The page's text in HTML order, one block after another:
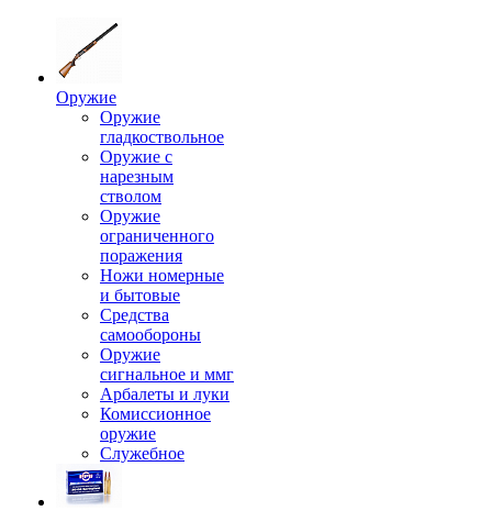
Оружие
Оружие
гладкоствольное
Оружие с
нарезным
стволом
Оружие
ограниченного
поражения
Ножи номерные
и бытовые
Средства
самообороны
Оружие
сигнальное и ммг
Арбалеты и луки
Комиссионное
оружие
Служебное